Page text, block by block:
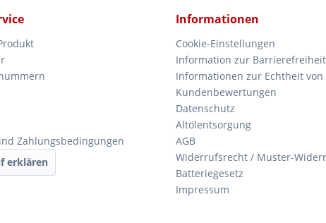
Zahlungsbedingungen
erklären
Informationen
Cookie-Einstellungen
Information zur Barrierefreiheit
Informationen zur Echtheit von
Kundenbewertungen
Datenschutz
Altölentsorgung
AGB
Widerrufsrecht / Muster-
Batteriegesetz
Impressum